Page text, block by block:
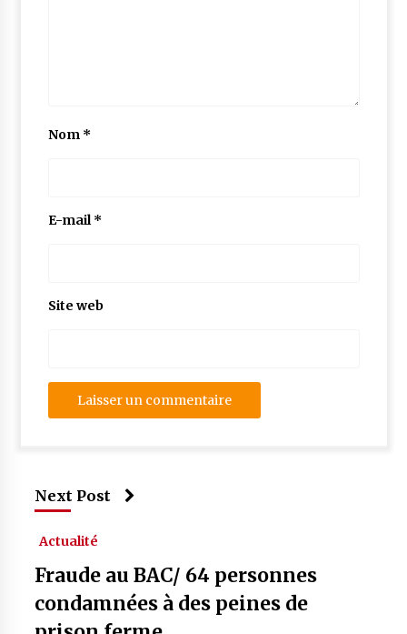
Nom *
E-mail*
Site web
Next Post
Actualité
Fraude au BAC/ 64 personnes
condamnées à des peines de